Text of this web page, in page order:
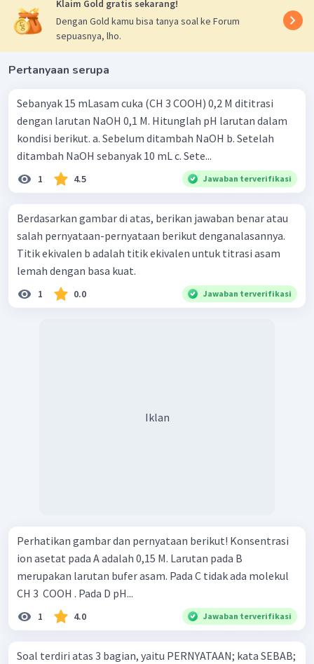
Klaim Gold gratis sekarang!
Dengan Gold kamu bisa tanya soal ke Forum
sepuasnya, lho.
Pertanyaan serupa
Sebanyak 15 mLasam cuka (CH 3 COOH) 0,2 M dititrasi
dengan larutan NaOH 0,1 M. Hitunglah pH larutan dalam
kondisi berikut. a. Sebelum ditambah NaOH b. Setelah
ditambah NaOH sebanyak 10 mL c. Sete...
1 4.5 Jawaban terverifikasi
Berdasarkan gambar di atas, berikan jawaban benar atau
salah pernyataan-pernyataan berikut denganalasannya.
Titik ekivalen b adalah titik ekivalen untuk titrasi asam
lemah dengan basa kuat.
1 0.0 Jawaban terverifikasi
Iklan
Perhatikan gambar dan pernyataan berikut! Konsentrasi
ion asetat pada A adalah 0,15 M. Larutan pada B
merupakan larutan bufer asam. Pada C tidak ada molekul
CH 3 ​ COOH . Pada D pH...
1 4.0 Jawaban terverifikasi
Soal terdiri atas 3 bagian, yaitu PERNYATAAN; kata SEBAB;